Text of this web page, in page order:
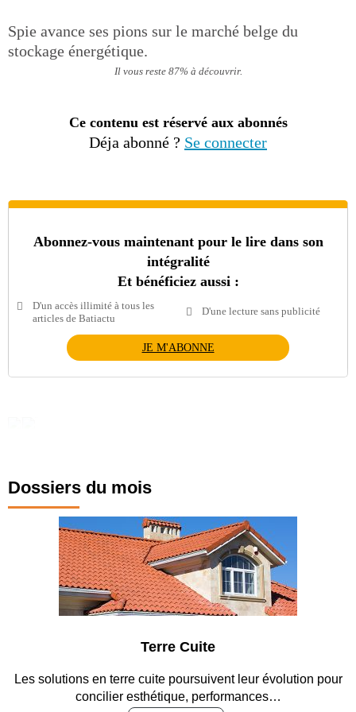
Spie avance ses pions sur le marché belge du
stockage énergétique.
Il vous reste 87% à découvrir.
Ce contenu est réservé aux abonnés
Déja abonné ? Se connecter
Abonnez-vous maintenant pour le lire dans son
intégralité
Et bénéficiez aussi :
D'un accès illimité à tous les
articles de Batiactu
D'une lecture sans publicité
JE M'ABONNE
Dossiers du mois
Terre Cuite
Les solutions en terre cuite poursuivent leur évolution pour
concilier esthétique, performances…